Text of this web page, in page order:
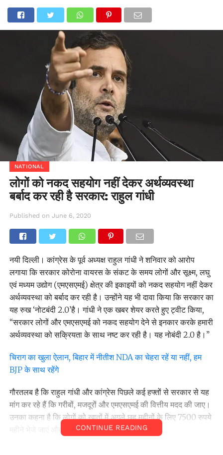
NATIONAL
लोगों को नकद सहयोग नहीं देकर अर्थव्यवस्था
बर्बाद कर रही है सरकार: राहुल गांधी
Published on June 6, 2020
नयी दिल्ली। कांग्रेस के पूर्व अध्यक्ष राहुल गांधी ने शनिवार को आरोप
लगाया कि सरकार कोरोना वायरस के संकट के समय लोगों और सूक्ष्म, लघु
एवं मध्यम उद्योग (एमएसएमई) क्षेत्र की इकाइयों को नकद सहयोग नहीं देकर
अर्थव्यवस्था को बर्बाद कर रही है। उन्होंने यह भी दावा किया कि सरकार का
यह रुख ‘नोटबंदी 2.0’है। गांधी ने एक खबर शेयर करते हुए ट्वीट किया,
‘‘सरकार लोगों और एमएसएमई को नकद सहयोग देने से इनकार करके हमारी
अर्थव्यवस्था को सक्रियता के साथ नष्ट कर रही है। यह नोबंदी 2.0 है।’’
चिराग का खुला ऐलान, बिहार में नीतीश NDA का चेहरा रहें या नहीं, हम
BJP के साथ रहेंगे
गौरतलब है कि राहुल गांधी और कांग्रेस पिछले कई हफ्तों से सरकार से यह
मांग कर रहे हैं कि गरीबों, मजदूरों और एमएसएमई की वित्तीय मदद की जाए।
उनका कहना है कि लोगों को खातों में अगले छह महीनों के लिए 7500 रुपये
महीने भेजे जाएं और तत्काल 10 हजार रुपये दिए जाएं।
CONTINUE READING